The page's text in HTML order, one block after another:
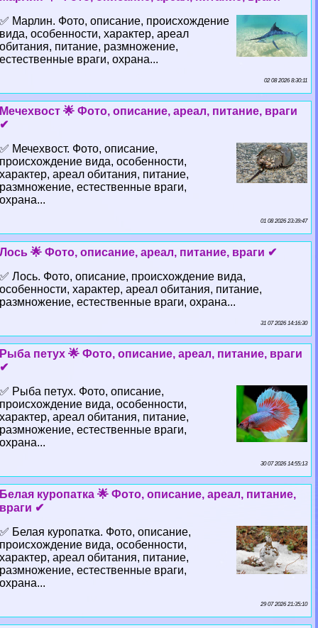
✅ Марлин. Фото, описание, происхождение
вида, особенности, хаpaктер, ареал
обитания, питание, размножение,
естественные враги, охрана...
02 08 2026 8:30:11
Мечехвост 🌟 Фото, описание, ареал, питание, враги
✔
✅ Мечехвост. Фото, описание,
происхождение вида, особенности,
хаpaктер, ареал обитания, питание,
размножение, естественные враги,
охрана...
01 08 2026 23:39:47
Лось 🌟 Фото, описание, ареал, питание, враги ✔
✅ Лось. Фото, описание, происхождение вида,
особенности, хаpaктер, ареал обитания, питание,
размножение, естественные враги, охрана...
31 07 2026 14:16:30
Рыба пeтyx 🌟 Фото, описание, ареал, питание, враги
✔
✅ Рыба пeтyx. Фото, описание,
происхождение вида, особенности,
хаpaктер, ареал обитания, питание,
размножение, естественные враги,
охрана...
30 07 2026 14:55:13
Белая куропатка 🌟 Фото, описание, ареал, питание,
враги ✔
✅ Белая куропатка. Фото, описание,
происхождение вида, особенности,
хаpaктер, ареал обитания, питание,
размножение, естественные враги,
охрана...
29 07 2026 21:35:10